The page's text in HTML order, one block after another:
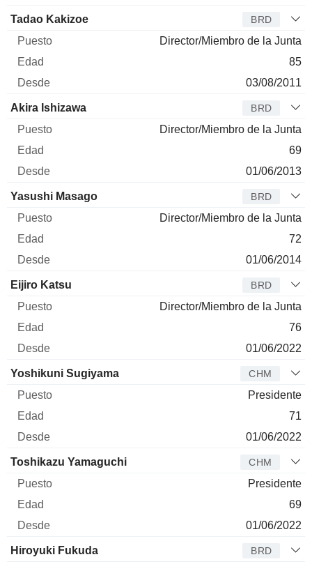
Tadao Kakizoe BRD
Director/Miembro de la Junta
85
03/08/2011
Akira Ishizawa BRD
Director/Miembro de la Junta
69
01/06/2013
Yasushi Masago BRD
Director/Miembro de la Junta
72
01/06/2014
Eijiro Katsu BRD
Director/Miembro de la Junta
76
01/06/2022
Yoshikuni Sugiyama CHM
Presidente
71
01/06/2022
Toshikazu Yamaguchi CHM
Presidente
69
01/06/2022
Hiroyuki Fukuda BRD